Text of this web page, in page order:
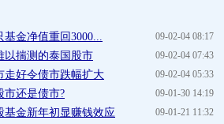
09-02-04 08:17
金净值重回3000...
09-02-04 07:43
以揣测的泰国股市
09-02-04 05:33
走好令债市跌幅扩大
09-01-30 14:19
市还是债市?
09-01-21 11:32
金新年初显赚钱效应